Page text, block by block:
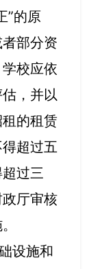
”的原
部分资
校应依
，并以
的租赁
超过五
过三
厅审核
设施和